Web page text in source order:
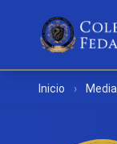
Inicio ›